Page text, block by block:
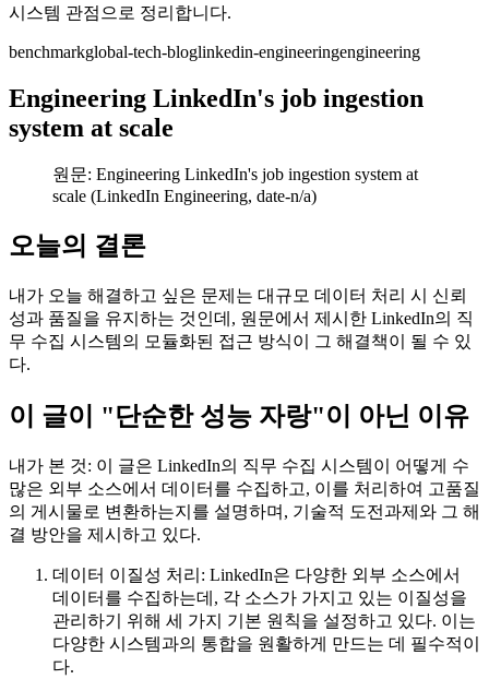
시스템 관점으로 정리합니다.
benchmarkglobal-tech-bloglinkedin-engineeringengineering
Engineering LinkedIn's job ingestion
system at scale
원문: Engineering LinkedIn's job ingestion system at
scale (LinkedIn Engineering, date-n/a)
오늘의 결론
내가 오늘 해결하고 싶은 문제는 대규모 데이터 처리 시 신뢰
성과 품질을 유지하는 것인데, 원문에서 제시한 LinkedIn의 직
무 수집 시스템의 모듈화된 접근 방식이 그 해결책이 될 수 있
다.
이 글이 "단순한 성능 자랑"이 아닌 이유
내가 본 것: 이 글은 LinkedIn의 직무 수집 시스템이 어떻게 수
많은 외부 소스에서 데이터를 수집하고, 이를 처리하여 고품질
의 게시물로 변환하는지를 설명하며, 기술적 도전과제와 그 해
결 방안을 제시하고 있다.
데이터 이질성 처리: LinkedIn은 다양한 외부 소스에서
데이터를 수집하는데, 각 소스가 가지고 있는 이질성을
관리하기 위해 세 가지 기본 원칙을 설정하고 있다. 이는
다양한 시스템과의 통합을 원활하게 만드는 데 필수적이
다.